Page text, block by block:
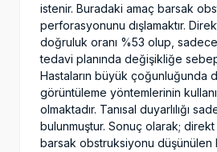
istenir. Buradaki amaç barsak
perforasyonunu dışlamaktır.
doğruluk oranı %53 olup,
tedavi planında değişikliğe
Hastaların büyük çoğunluğunda
görüntüleme yöntemlerinin
olmaktadır. Tanısal duyarlılığı
bulunmuştur. Sonuç olarak;
barsak obstruksiyonu düşünülen